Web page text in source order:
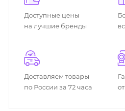
Доступные цены
на лучшие бренды
Доставляем товары
по России за 72 часа